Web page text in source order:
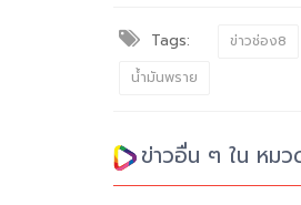
Tags: ข่าวช่อง8
น้ำมันพราย
ข่าวอื่น ๆ ใน หม